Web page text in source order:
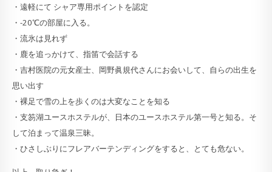
・遠軽にて シャア専用ポイントを認定
・-20℃の部屋に入る。
・流氷は見れず
・鹿を追っかけて、指笛で会話する
・吉村医院の元女産士、岡野眞規代さんにお会いして、自らの出生を
思い出す
・裸足で雪の上を歩くのは大変なことを知る
・支笏湖ユースホステルが、日本のユースホステル第一号と知る。そ
して泊まって温泉三昧。
・ひさしぶりにフレアバーテンディングをすると、とても危ない。